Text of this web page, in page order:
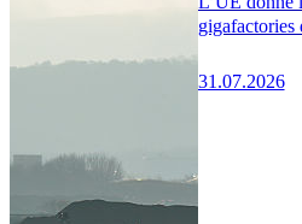
gigafactories
31.07.2026